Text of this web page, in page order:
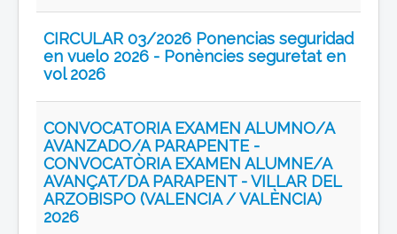
CIRCULAR 03/2026 Ponencias seguridad
en vuelo 2026 - Ponències seguretat en
vol 2026
CONVOCATORIA EXAMEN ALUMNO/A
AVANZADO/A PARAPENTE -
CONVOCATÒRIA EXAMEN ALUMNE/A
AVANÇAT/DA PARAPENT - VILLAR DEL
ARZOBISPO (VALENCIA / VALÈNCIA)
2026